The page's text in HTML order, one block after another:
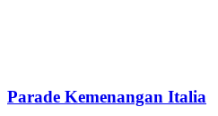
Parade Kemenangan Italia